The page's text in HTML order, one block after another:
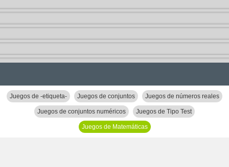
Juegos de -etiqueta- Juegos de conjuntos Juegos de números reales
Juegos de conjuntos numéricos Juegos de Tipo Test
Juegos de Matemáticas